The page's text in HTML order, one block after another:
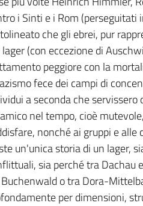
i Sinti e i Rom (perseguitati
che gli ebrei, pur
(con eccezione di
peggiore con la
fece dei campi di
a seconda che
nel tempo, cioè
nonché ai gruppi e alle
un'unica storia di un lager,
sia perché tra Dachau
o tra Dora-
per dimensioni,